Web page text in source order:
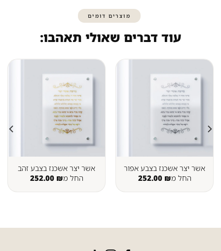
מוצרים דומים
עוד דברים שאולי תאהבו:
אשר יצר אשכנז בצבע אפור
החל מ
252.00 ₪
אשר יצר אשכנז בצבע זהב
החל מ
252.00 ₪